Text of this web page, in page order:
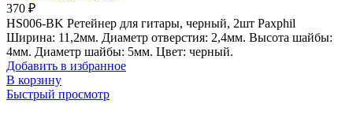
370 ₽
HS006-BK Ретейнер для гитары, черный, 2шт Paxphil
Ширина: 11,2мм. Диаметр отверстия: 2,4мм. Высота шайбы:
4мм. Диаметр шайбы: 5мм. Цвет: черный.
Добавить в избранное
В корзину
Быстрый просмотр